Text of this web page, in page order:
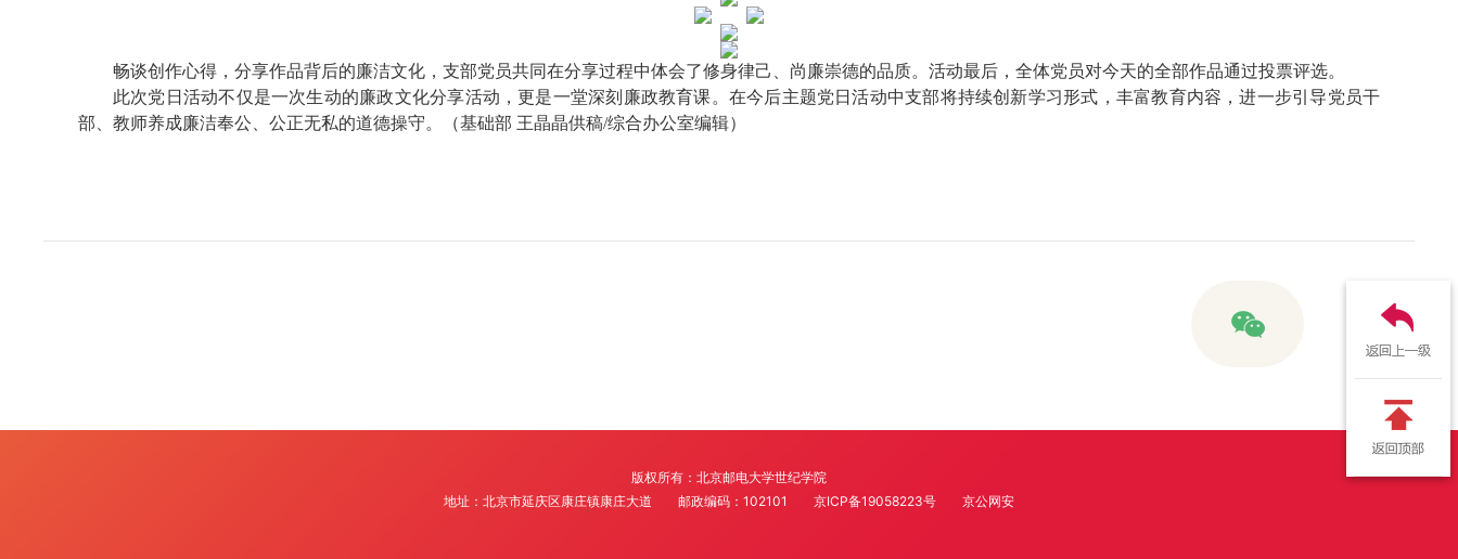
畅谈创作心得，分享作品背后的廉洁文化，支部党员共同在分享过程中体会了修身律己、尚廉崇德的品质。活动最后，全体党员对今天的全部作品通过投票评选。
此次党日活动不仅是一次生动的廉政文化分享活动，更是一堂深刻廉政教育课。在今后主题党日活动中支部将持续创新学习形式，丰富教育内容，进一步引导党员干
部、教师养成廉洁奉公、公正无私的道德操守。（基础部 王晶晶供稿/综合办公室编辑）
版权所有：北京邮电大学世纪学院
地址：北京市延庆区康庄镇康庄大道
邮政编码：102101 京ICP备19058223号 京公网安